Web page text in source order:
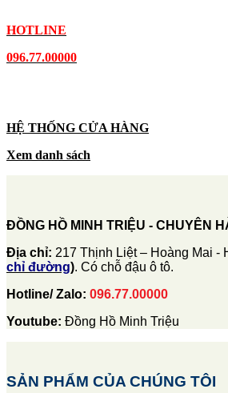
HOTLINE
096.77.00000
HỆ THỐNG CỬA HÀNG
Xem danh sách
ĐỒNG HỒ MINH TRIỆU - CHUYÊN
Địa chỉ: 217 Thịnh Liệt – Hoàng Mai -
chỉ đường). Có chỗ đậu ô tô.
Hotline/ Zalo: 096.77.00000
Youtube: Đồng Hồ Minh Triệu
SẢN PHẨM CỦA CHÚNG TÔI